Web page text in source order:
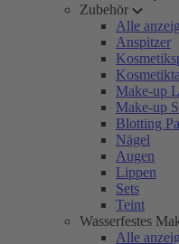
Zubehör
Alle
Anspitzer
Make-up
Make-up
Blotting
Nägel
Augen
Lippen
Sets
Teint
Wasserfestes
Alle